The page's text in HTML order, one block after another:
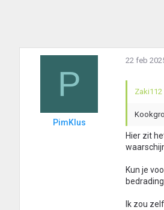
P
PimKlus
22 feb
Hier zit
Kun je
Ik zou